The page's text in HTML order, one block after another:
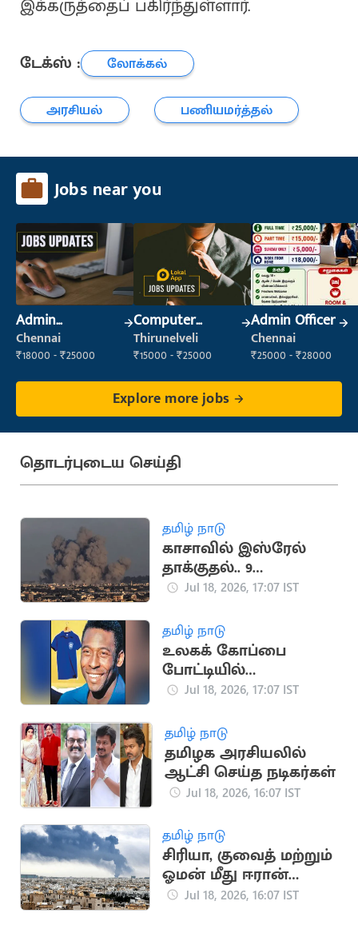
இக்கருத்தைப் பகிர்ந்துள்ளார்.
டேக்ஸ் :
லோக்கல்
அரசியல்
பணியமர்த்தல்
Jobs near you
Admin
Supervisor
Chennai
₹18000 - ₹25000
Computer
Operator
Thirunelveli
₹15000 - ₹25000
Admin Officer
Chennai
₹25000 - ₹28000
Explore more jobs
தொடர்புடைய செய்தி
தமிழ் நாடு
காசாவில் இஸ்ரேல்
தாக்குதல்.. 9
பாலஸ்தீனர்கள்
Jul 18, 2026, 17:07 IST
தமிழ் நாடு
உலகக் கோப்பை
போட்டியில்
பயன்படுத்திய பீலே
ஏலம்
Jul 18, 2026, 17:07 IST
தமிழ் நாடு
தமிழக அரசியலில்
ஆட்சி செய்த நடிகர்கள்
Jul 18, 2026, 16:07 IST
தமிழ் நாடு
சிரியா, குவைத் மற்றும்
ஓமன் மீது ஈரான்
பதிலடி தாக்குதல்
Jul 18, 2026, 16:07 IST